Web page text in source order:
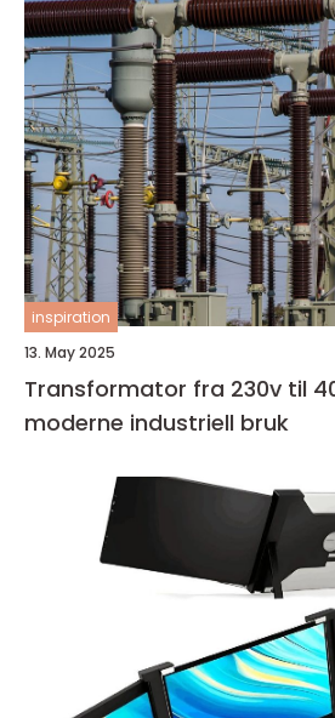
inspiration
13. May 2025
Transformator fra 230v til
moderne industriell bruk